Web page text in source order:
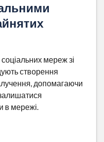
мереж зі
створення
допомагаючи
в мережі.